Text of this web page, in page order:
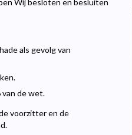
Wij besloten en besluiten
als gevolg van
van de wet.
voorzitter en de